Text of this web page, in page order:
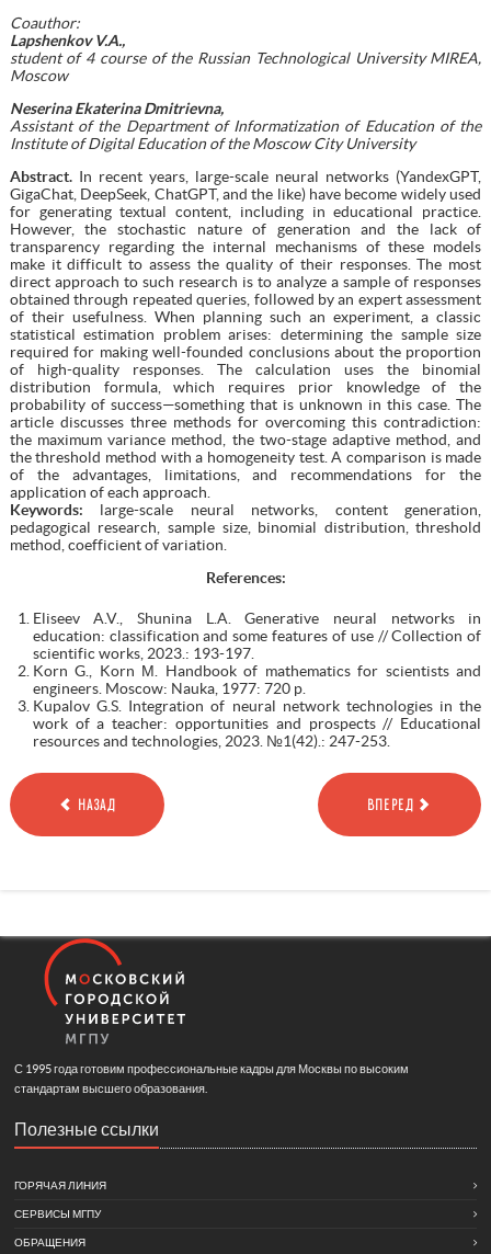
Coauthor:
Lapshenkov V.A.,
student of 4 course of the Russian Technological University MIREA,
Moscow
Neserina Ekaterina Dmitrievna,
Assistant of the Department of Informatization of Education of the
Institute of Digital Education of the Moscow City University
Abstract.In recent years, large-scale neural networks (YandexGPT,
GigaChat, DeepSeek, ChatGPT, and the like) have become widely used
for generating textual content, including in educational practice.
However, the stochastic nature of generation and the lack of
transparency regarding the internal mechanisms of these models
make it difficult to assess the quality of their responses. The most
direct approach to such research is to analyze a sample of responses
obtained through repeated queries, followed by an expert assessment
of their usefulness. When planning such an experiment, a classic
statistical estimation problem arises: determining the sample size
required for making well-founded conclusions about the proportion
of high-quality responses. The calculation uses the binomial
distribution formula, which requires prior knowledge of the
probability of success—something that is unknown in this case. The
article discusses three methods for overcoming this contradiction:
the maximum variance method, the two-stage adaptive method, and
the threshold method with a homogeneity test. A comparison is made
of the advantages, limitations, and recommendations for the
application of each approach.
Keywords: large-scale neural networks, content generation,
pedagogical research, sample size, binomial distribution, threshold
method, coefficient of variation.
References:
Eliseev A.V., Shunina L.A. Generative neural networks in
education: classification and some features of use // Collection of
scientific works, 2023.: 193-197.
Korn G., Korn М. Handbook of mathematics for scientists and
engineers. Moscow: Nauka, 1977: 720 p.
Kupalov G.S. Integration of neural network technologies in the
work of a teacher: opportunities and prospects // Educational
resources and technologies, 2023. №1(42).: 247-253.
НАЗАД ВПЕРЕД
С 1995 года готовим профессиональные кадры для Москвы по высоким
стандартам высшего образования.
Полезные ссылки
ГОРЯЧАЯ ЛИНИЯ
СЕРВИСЫ МГПУ
ОБРАЩЕНИЯ